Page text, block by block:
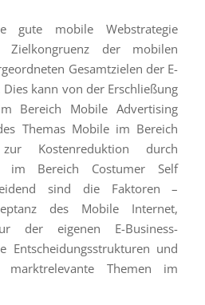
gute mobile Webstrategie
der mobilen
Gesamtzielen der E-
Dies kann von der Erschließung
Bereich Mobile Advertising
Themas Mobile im Bereich
Kostenreduktion durch
im Bereich Costumer Self
sind die Faktoren –
des Mobile Internet,
der eigenen E-Business-
Entscheidungsstrukturen und
Themen im